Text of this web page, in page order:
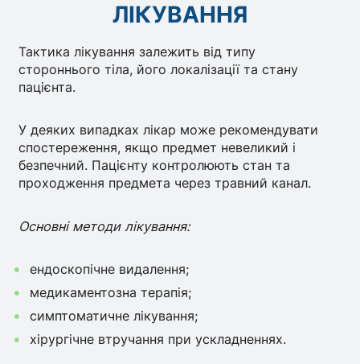
ЛІКУВАННЯ
Тактика лікування залежить від типу
стороннього тіла, його локалізації та стану
пацієнта.
У деяких випадках лікар може рекомендувати
спостереження, якщо предмет невеликий і
безпечний. Пацієнту контролюють стан та
проходження предмета через травний канал.
Основні методи лікування:
ендоскопічне видалення;
медикаментозна терапія;
симптоматичне лікування;
хірургічне втручання при ускладненнях.